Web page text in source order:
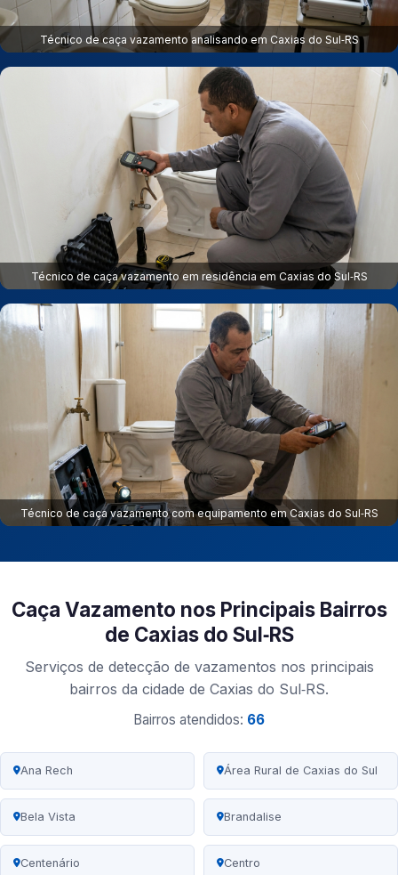
Técnico de caça vazamento analisando em Caxias do Sul‑RS
Técnico de caça vazamento em residência em Caxias do Sul‑RS
Técnico de caça vazamento com equipamento em Caxias do Sul‑RS
Caça Vazamento nos Principais Bairros
de Caxias do Sul‑RS
Serviços de detecção de vazamentos nos principais
bairros da cidade de Caxias do Sul‑RS.
Bairros atendidos: 66
Ana Rech Área Rural de Caxias do Sul
Bela Vista Brandalise
Centenário Centro